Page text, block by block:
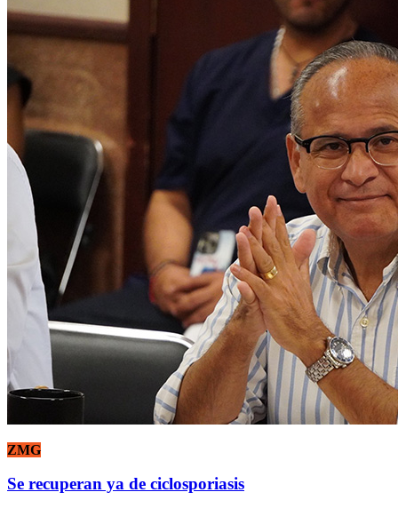
ZMG
Se recuperan ya de ciclosporiasis